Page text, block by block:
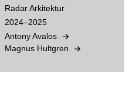
Radar Arkitektur
2024–2025
Antony Avalos
Magnus Hultgren